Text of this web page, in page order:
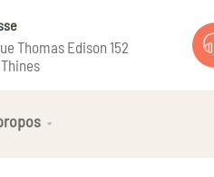
Thomas Edison 152